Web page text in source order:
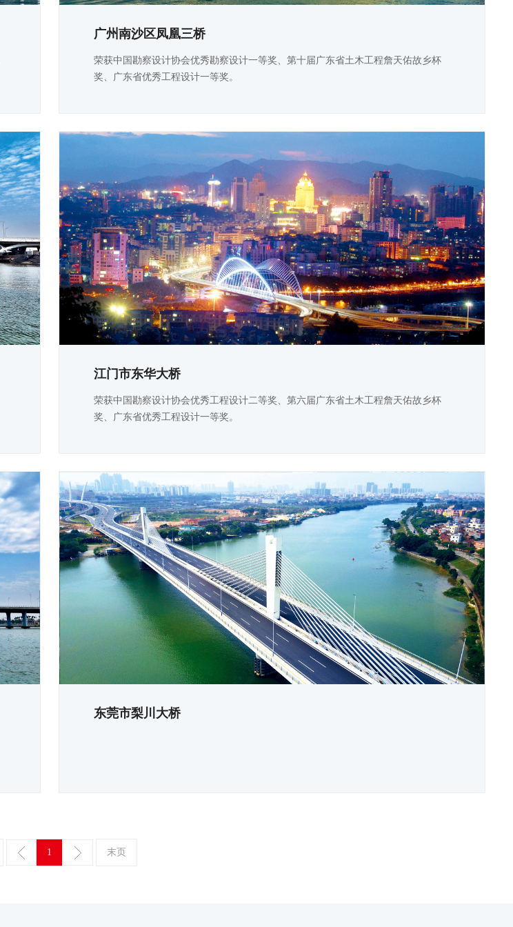
广州南沙区凤凰三桥
荣获中国勘察设计协会优秀勘察设计一等奖、第十届广东省土木工程詹天佑故乡杯
奖、广东省优秀工程设计一等奖。
江门市东华大桥
荣获中国勘察设计协会优秀工程设计二等奖、第六届广东省土木工程詹天佑故乡杯
奖、广东省优秀工程设计一等奖。
东莞市梨川大桥
1 末页